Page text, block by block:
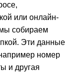
или онлайн-
собираем
Эти данные
номер
и другая